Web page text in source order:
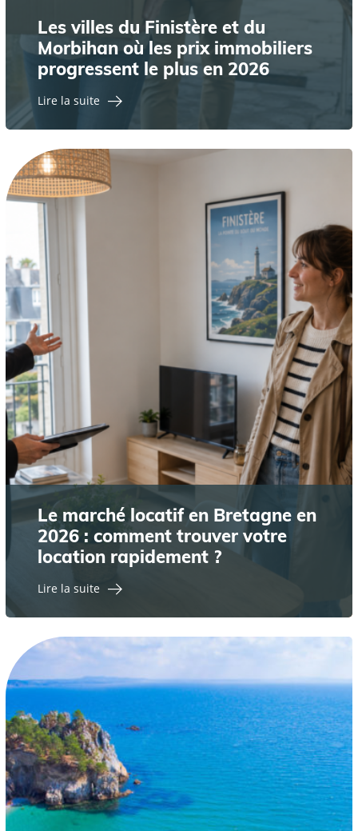
Les villes du Finistère et du
Morbihan où les prix immobiliers
progressent le plus en 2026
Lire la suite
Le marché locatif en Bretagne en
2026 : comment trouver votre
location rapidement ?
Lire la suite